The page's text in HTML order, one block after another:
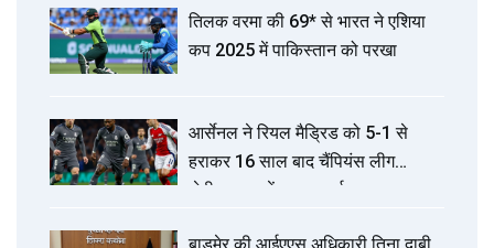
तिलक वरमा की 69* से भारत ने एशिया
कप 2025 में पाकिस्तान को परखा
आर्सेनल ने रियल मैड्रिड को 5-1 से
हराकर 16 साल बाद चैंपियंस लीग
सेमीफाइनल में जगह बनाई